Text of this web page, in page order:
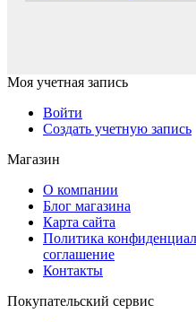
Моя учетная запись
Войти
Создать учетную запись
Магазин
О компании
Блог магазина
Карта сайта
Политика
соглашение
Контакты
Покупательский сервис